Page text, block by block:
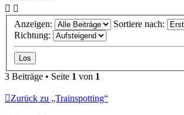
Anzeigen:
Sortiere nach:
Richtung:
3 Beiträge • Seite 1 von 1
Zurück zu „Trainspotting“